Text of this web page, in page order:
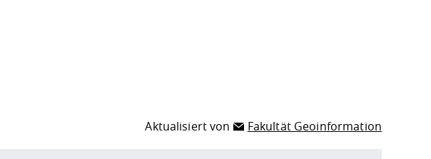
Aktualisiert von Fakultät Geoinformation